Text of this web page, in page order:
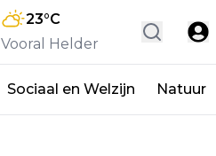
23°C
Vooral Helder
Sociaal en Welzijn Natuur